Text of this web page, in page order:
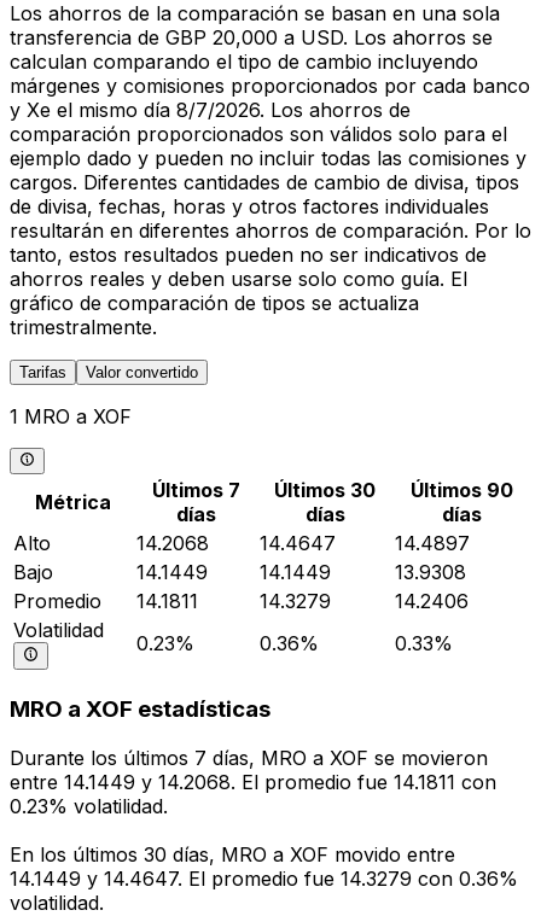
Los ahorros de la comparación se basan en una sola
transferencia de GBP 20,000 a USD. Los ahorros se
calculan comparando el tipo de cambio incluyendo
márgenes y comisiones proporcionados por cada banco
y Xe el mismo día 8/7/2026. Los ahorros de
comparación proporcionados son válidos solo para el
ejemplo dado y pueden no incluir todas las comisiones y
cargos. Diferentes cantidades de cambio de divisa, tipos
de divisa, fechas, horas y otros factores individuales
resultarán en diferentes ahorros de comparación. Por lo
tanto, estos resultados pueden no ser indicativos de
ahorros reales y deben usarse solo como guía. El
gráfico de comparación de tipos se actualiza
trimestralmente.
Tarifas Valor convertido
1 MRO a XOF
Métrica
Últimos 7
días
Últimos 30
días
Últimos 90
días
Alto
14.2068 14.4647
14.4897
Bajo
14.1449 14.1449
13.9308
Promedio
14.1811 14.3279
14.2406
Volatilidad
0.23% 0.36% 0.33%
MRO a XOF estadísticas
Durante los últimos 7 días, MRO a XOF se movieron
entre 14.1449 y 14.2068. El promedio fue 14.1811 con
0.23% volatilidad.
En los últimos 30 días, MRO a XOF movido entre
14.1449 y 14.4647. El promedio fue 14.3279 con 0.36%
volatilidad.